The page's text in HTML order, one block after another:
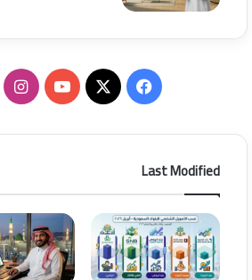
ف
ب
و
ك
u
T
u
ا
ت
ق
ر
Last Modified